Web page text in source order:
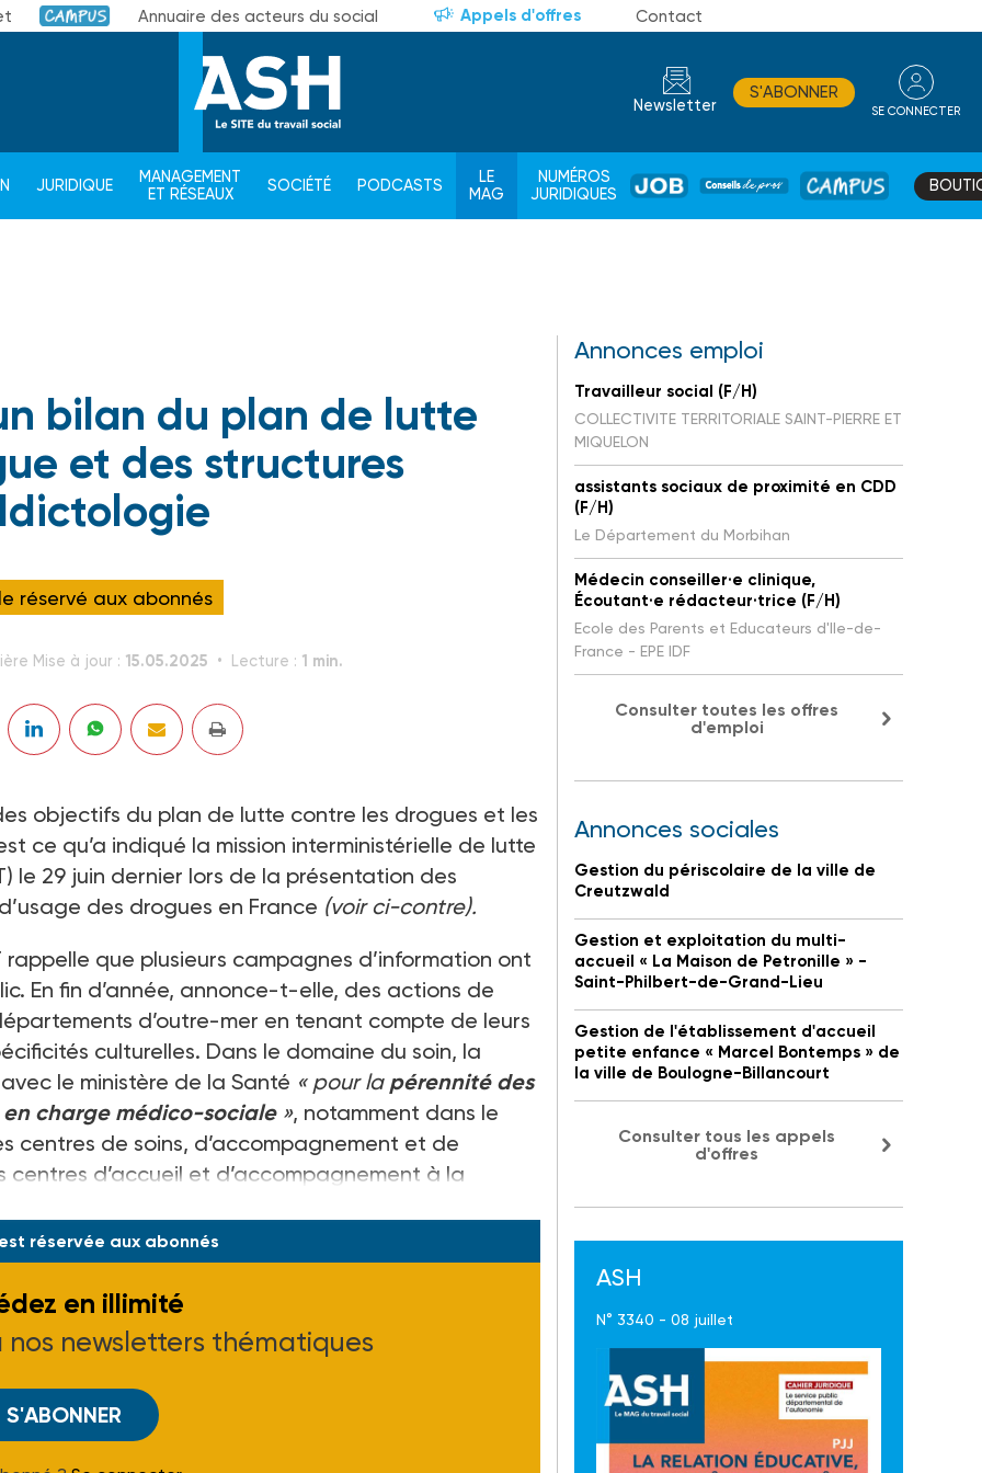
Campus Annuaire des acteurs du social Appels d'offres Contact
Newsletter
S'ABONNER
SE CONNECTER
JURIDIQUE
MANAGEMENT
ET RÉSEAUX
SOCIÉTÉ PODCASTS
LE
MAG
NUMÉROS
JURIDIQUES
JOB
DE
CAMPUS
bilan du plan de lutte
et des structures
réservé aux abonnés
Mise à jour : 15.05.2025 Lecture : 1 min.
objectifs du plan de lutte contre les drogues et les
ce qu’a indiqué la mission interministérielle de lutte
le 29 juin dernier lors de la présentation des
des drogues en France (voir ci-contre).
que plusieurs campagnes d’information ont
En fin d’année, annonce-t-elle, des actions de
d’outre-mer en tenant compte de leurs
culturelles. Dans le domaine du soin, la
le ministère de la Santé « pour la pérennité des
charge médico-sociale», notamment dans le
centres de soins, d’accompagnement et de
d’accueil et d’accompagnement à la
réservée aux abonnés
en illimité
nos newsletters thématiques
S'ABONNER
Annonces emploi
Travailleur social (F/H)
COLLECTIVITE TERRITORIALE SAINT-PIERRE ET
MIQUELON
assistants sociaux de proximité en CDD
(F/H)
Le Département du Morbihan
Médecin conseiller·e clinique,
Écoutant·e rédacteur·trice (F/H)
Ecole des Parents et Educateurs d'Ile-de-
France - EPE IDF
Consulter toutes les offres
d'emploi
Annonces sociales
Gestion du périscolaire de la ville de
Creutzwald
Gestion et exploitation du multi-
accueil « La Maison de Petronille » -
Saint-Philbert-de-Grand-Lieu
Gestion de l'établissement d'accueil
petite enfance « Marcel Bontemps » de
la ville de Boulogne-Billancourt
Consulter tous les appels
d'offres
ASH
N° 3340 - 08 juillet